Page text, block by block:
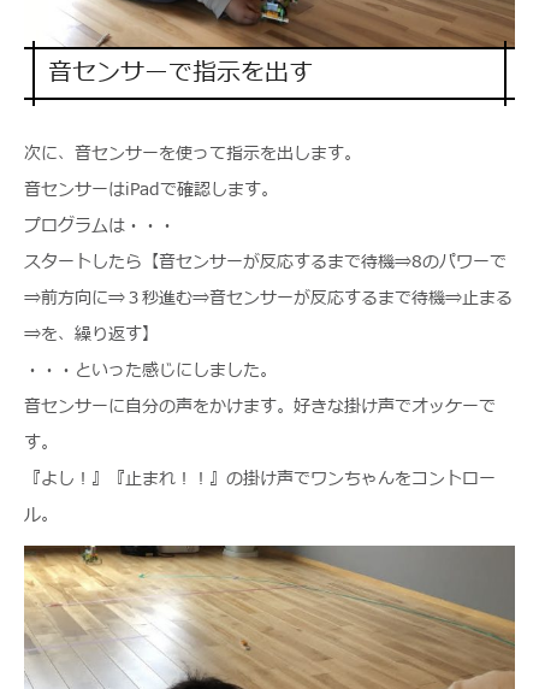
音センサーで指示を出す
次に、音センサーを使って指示を出します。
音センサーはiPadで確認します。
プログラムは・・・
スタートしたら【音センサーが反応するまで待機⇒8のパワーで
⇒前方向に⇒３秒進む⇒音センサーが反応するまで待機⇒止まる
⇒を、繰り返す】
・・・といった感じにしました。
音センサーに自分の声をかけます。好きな掛け声でオッケーで
す。
『よし！』『止まれ！！』の掛け声でワンちゃんをコントロー
ル。